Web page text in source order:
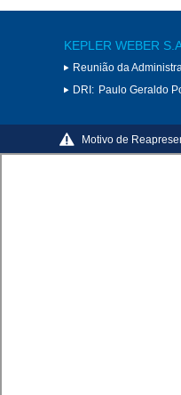
KEPLER WEBER
Reunião da
DRI: Paulo Geraldo
Motivo de